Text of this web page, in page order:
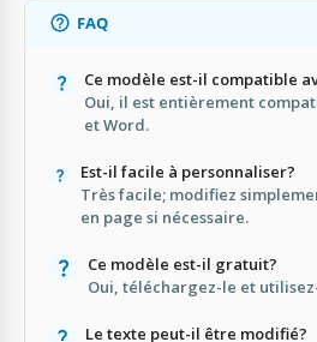
FAQ
Ce modèle est-il compatible
Oui, il est entièrement
et Word.
Est-il facile à personnaliser?
Très facile; modifiez
en page si nécessaire.
Ce modèle est-il gratuit?
Oui, téléchargez-le et
Le texte peut-il être modifié?